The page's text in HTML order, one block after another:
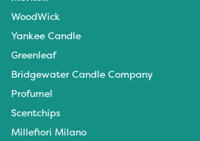
WoodWick
Yankee Candle
Greenleaf
Bridgewater Candle Company
Profumel
Scentchips
Millefiori Milano